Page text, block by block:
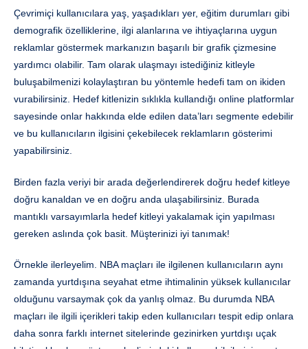
Çevrimiçi kullanıcılara yaş, yaşadıkları yer, eğitim durumları gibi
demografik özelliklerine, ilgi alanlarına ve ihtiyaçlarına uygun
reklamlar göstermek markanızın başarılı bir grafik çizmesine
yardımcı olabilir. Tam olarak ulaşmayı istediğiniz kitleyle
buluşabilmenizi kolaylaştıran bu yöntemle hedefi tam on ikiden
vurabilirsiniz. Hedef kitlenizin sıklıkla kullandığı online platformlar
sayesinde onlar hakkında elde edilen data’ları segmente edebilir
ve bu kullanıcıların ilgisini çekebilecek reklamların gösterimi
yapabilirsiniz.
Birden fazla veriyi bir arada değerlendirerek doğru hedef kitleye
doğru kanaldan ve en doğru anda ulaşabilirsiniz. Burada
mantıklı varsayımlarla hedef kitleyi yakalamak için yapılması
gereken aslında çok basit. Müşterinizi iyi tanımak!
Örnekle ilerleyelim. NBA maçları ile ilgilenen kullanıcıların aynı
zamanda yurtdışına seyahat etme ihtimalinin yüksek kullanıcılar
olduğunu varsaymak çok da yanlış olmaz. Bu durumda NBA
maçları ile ilgili içerikleri takip eden kullanıcıları tespit edip onlara
daha sonra farklı internet sitelerinde gezinirken yurtdışı uçak